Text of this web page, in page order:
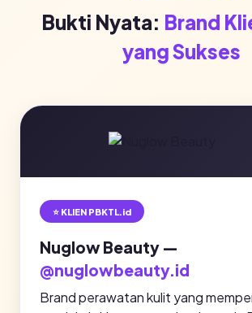
Bukti Nyata: Brand
yang Sukses
⭐ KLIEN PBKTL.id
Nuglow Beauty —
@nuglowbeauty.id
Brand perawatan kulit yang